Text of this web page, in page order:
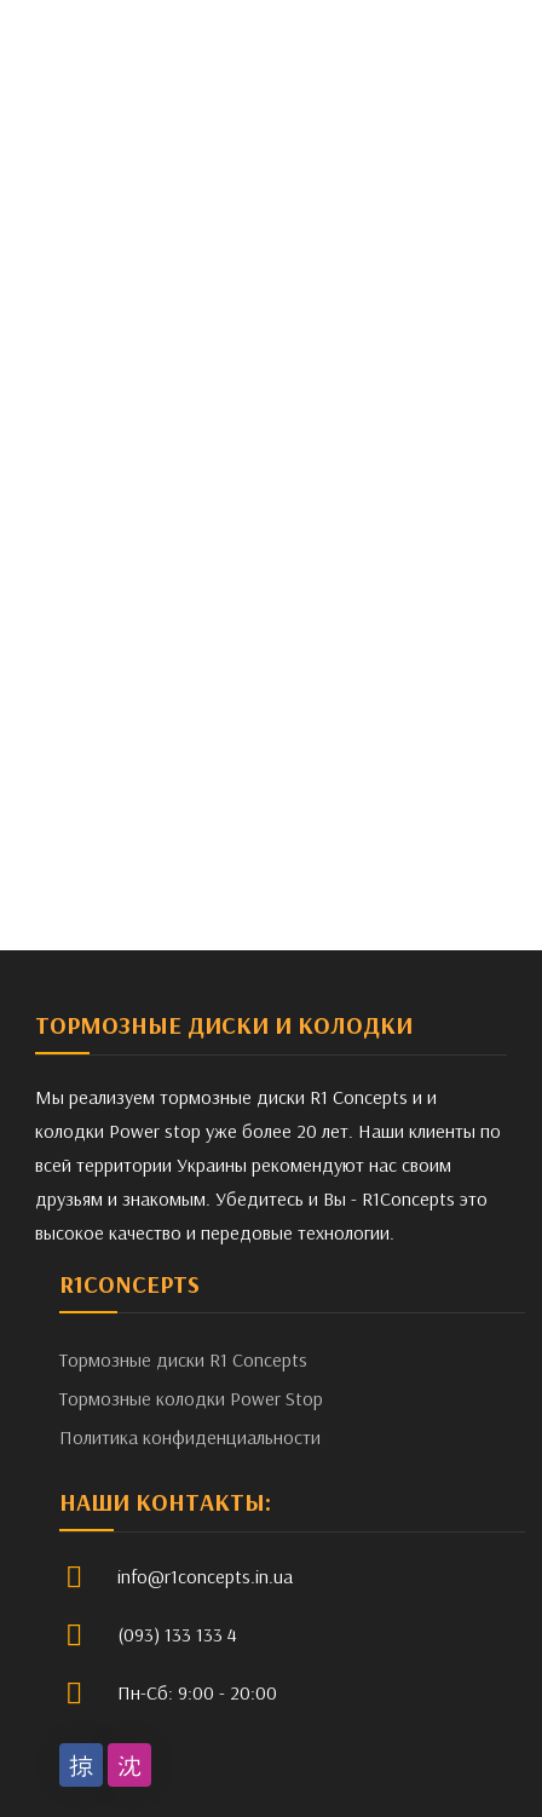
ТОРМОЗНЫЕ ДИСКИ И КОЛОДКИ
Мы реализуем тормозные диски R1 Concepts и и
колодки Power stop уже более 20 лет. Наши клиенты по
всей территории Украины рекомендуют нас своим
друзьям и знакомым. Убедитесь и Вы - R1Concepts это
высокое качество и передовые технологии.
R1CONCEPTS
Тормозные диски R1 Concepts
Тормозные колодки Power Stop
Политика конфиденциальности
НАШИ КОНТАКТЫ:
info@r1concepts.in.ua
(093) 133 133 4
Пн-Сб: 9:00 - 20:00